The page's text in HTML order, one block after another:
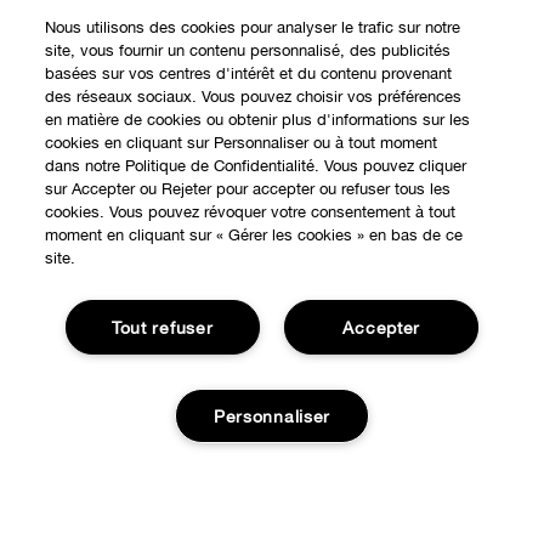
EXPÉRIENCE EN LIGNE
Programme de Fidélité
Consultation en ligne
À PROPOS
Notre Philosophie
Suivre ma commande
Nous utilisons des cookies pour analyser le trafic sur notre
site, vous fournir un contenu personnalisé, des publicités
basées sur vos centres d'intérêt et du contenu provenant
des réseaux sociaux. Vous pouvez choisir vos préférences
en matière de cookies ou obtenir plus d'informations sur les
cookies en cliquant sur Personnaliser ou à tout moment
dans notre Politique de Confidentialité. Vous pouvez cliquer
sur Accepter ou Rejeter pour accepter ou refuser tous les
cookies. Vous pouvez révoquer votre consentement à tout
moment en cliquant sur « Gérer les cookies » en bas de ce
site.
Accepter
Tout refuser
Personnaliser